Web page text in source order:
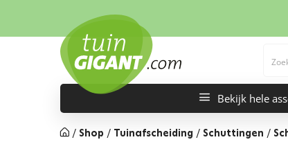
Bekijk hele
/ Shop / Tuinafscheiding / Schuttingen /